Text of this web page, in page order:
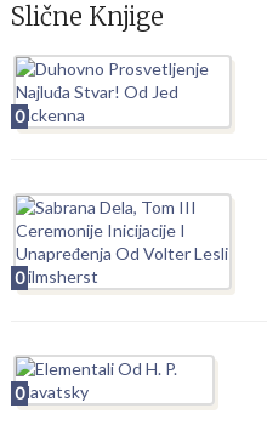
Slične Knjige
0
0
0